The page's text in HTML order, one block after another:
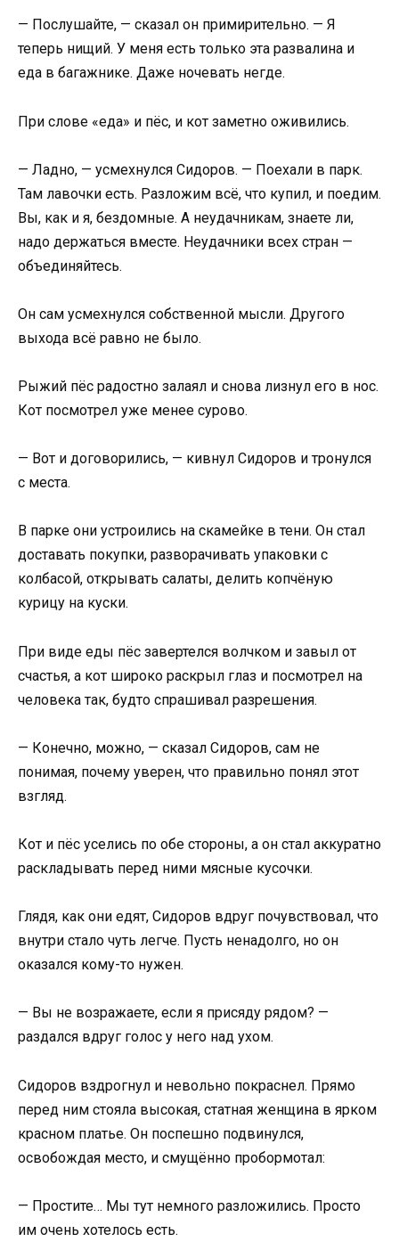
— Послушайте, — сказал он примирительно. — Я
теперь нищий. У меня есть только эта развалина и
еда в багажнике. Даже ночевать негде.
При слове «еда» и пёс, и кот заметно оживились.
— Ладно, — усмехнулся Сидоров. — Поехали в парк.
Там лавочки есть. Разложим всё, что купил, и поедим.
Вы, как и я, бездомные. А неудачникам, знаете ли,
надо держаться вместе. Неудачники всех стран —
объединяйтесь.
Он сам усмехнулся собственной мысли. Другого
выхода всё равно не было.
Рыжий пёс радостно залаял и снова лизнул его в нос.
Кот посмотрел уже менее сурово.
— Вот и договорились, — кивнул Сидоров и тронулся
с места.
В парке они устроились на скамейке в тени. Он стал
доставать покупки, разворачивать упаковки с
колбасой, открывать салаты, делить копчёную
курицу на куски.
При виде еды пёс завертелся волчком и завыл от
счастья, а кот широко раскрыл глаз и посмотрел на
человека так, будто спрашивал разрешения.
— Конечно, можно, — сказал Сидоров, сам не
понимая, почему уверен, что правильно понял этот
взгляд.
Кот и пёс уселись по обе стороны, а он стал аккуратно
раскладывать перед ними мясные кусочки.
Глядя, как они едят, Сидоров вдруг почувствовал, что
внутри стало чуть легче. Пусть ненадолго, но он
оказался кому-то нужен.
— Вы не возражаете, если я присяду рядом? —
раздался вдруг голос у него над ухом.
Сидоров вздрогнул и невольно покраснел. Прямо
перед ним стояла высокая, статная женщина в ярком
красном платье. Он поспешно подвинулся,
освобождая место, и смущённо пробормотал:
— Простите… Мы тут немного разложились. Просто
им очень хотелось есть.